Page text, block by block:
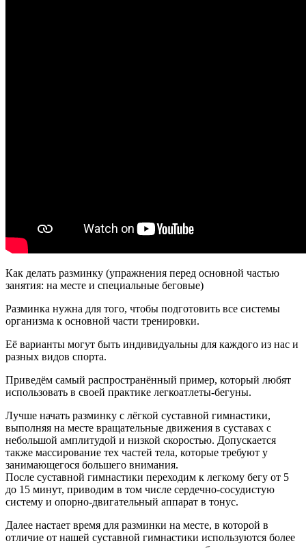
Как делать разминку (упражнения перед основной частью
занятия: на месте и специальные беговые)
Разминка нужна для того, чтобы подготовить все системы
организма к основной части тренировки.
Её варианты могут быть индивидуальны для каждого из нас и
разных видов спорта.
Приведём самый распространённый пример, который любят
использовать в своей практике легкоатлеты-бегуны.
Лучше начать разминку с лёгкой суставной гимнастики,
выполняя на месте вращательные движения в суставах с
небольшой амплитудой и низкой скоростью. Допускается
также массирование тех частей тела, которые требуют у
занимающегося большего внимания.
После суставной гимнастики переходим к легкому бегу от 5
до 15 минут, приводим в том числе сердечно-сосудистую
систему и опорно-двигательный аппарат в тонус.
Далее настает время для разминки на месте, в которой в
отличие от нашей суставной гимнастики используются более